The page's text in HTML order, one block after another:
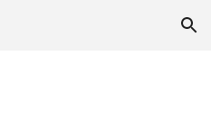
Skip to navigation